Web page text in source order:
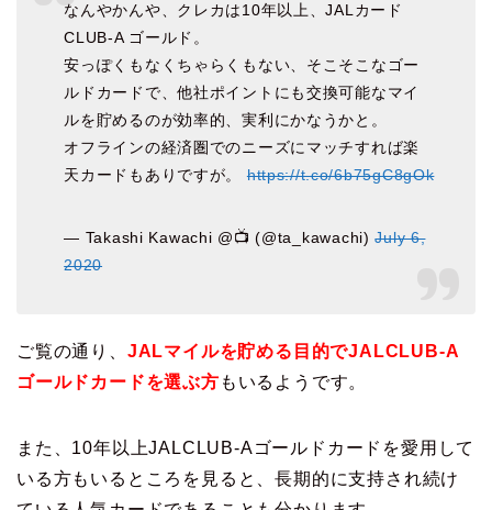
なんやかんや、クレカは10年以上、JALカード
CLUB-A ゴールド。
安っぽくもなくちゃらくもない、そこそこなゴー
ルドカードで、他社ポイントにも交換可能なマイ
ルを貯めるのが効率的、実利にかなうかと。
オフラインの経済圏でのニーズにマッチすれば楽
天カードもありですが。https://t.co/6b75gC8gOk
— Takashi Kawachi @📺 (@ta_kawachi)July 6,
2020
ご覧の通り、 JALマイルを貯める目的でJALCLUB-A
ゴールドカードを選ぶ方 もいるようです。
また、10年以上JALCLUB-Aゴールドカードを愛用して
いる方もいるところを見ると、長期的に支持され続け